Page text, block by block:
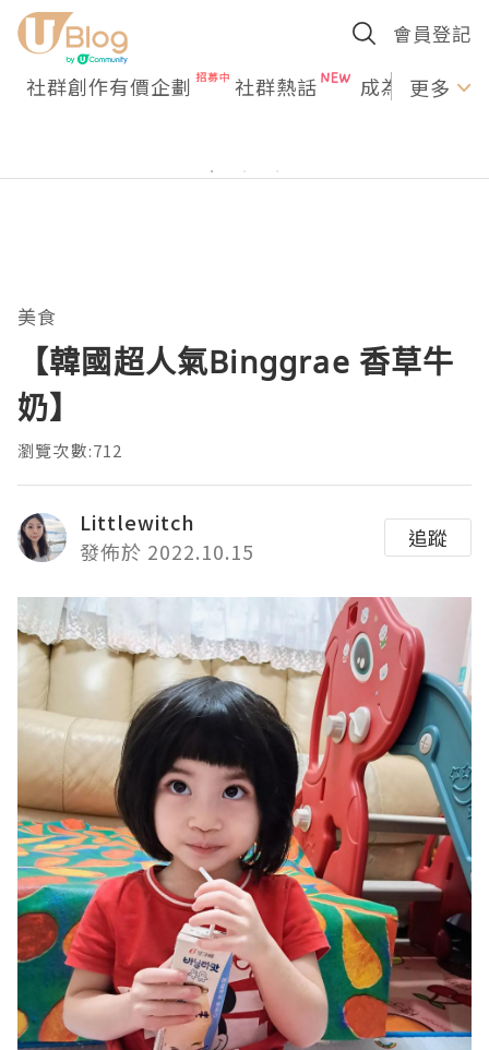
會員登記
社群創作有價企劃 社群熱話 成為U更多
美食
【韓國超人氣Binggrae 香草牛
奶】
瀏覽次數:712
Littlewitch
發佈於 2022.10.15
追蹤